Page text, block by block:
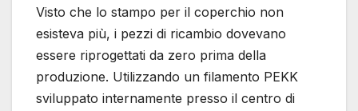
Visto che lo stampo per il coperchio non
esisteva più, i pezzi di ricambio dovevano
essere riprogettati da zero prima della
produzione. Utilizzando un filamento PEKK
sviluppato internamente presso il centro di